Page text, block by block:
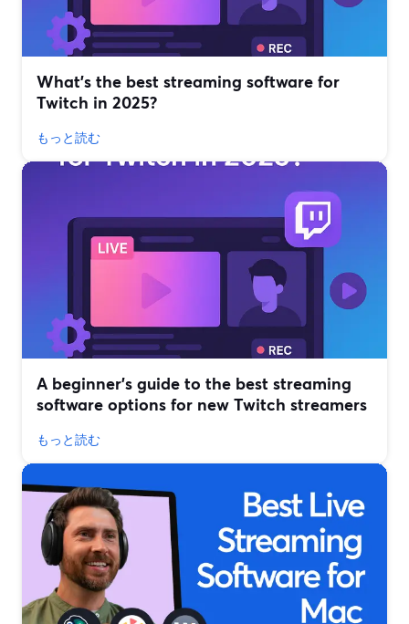
What’s the best streaming software for
Twitch in 2025?
もっと読む
A beginner’s guide to the best streaming
software options for new Twitch streamers
もっと読む